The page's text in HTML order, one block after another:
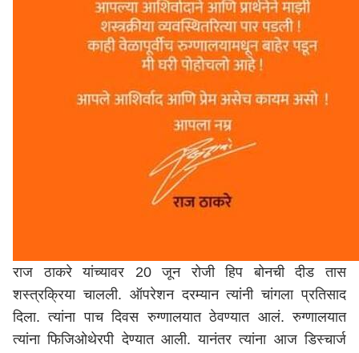
राज ठाकरे यांच्यावर 20 जून रोजी हिप बोनची दीड तास
शस्त्रक्रिया चालली. ऑपरेशन दरम्यान त्यांनी चांगला प्रतिसाद
दिला. त्यांना पाच दिवस रुग्णालयात ठेवण्यात आलं. रुग्णालयात
त्यांना फिजिओथेरपी देण्यात आली. यानंतर त्यांना आज डिस्चार्ज